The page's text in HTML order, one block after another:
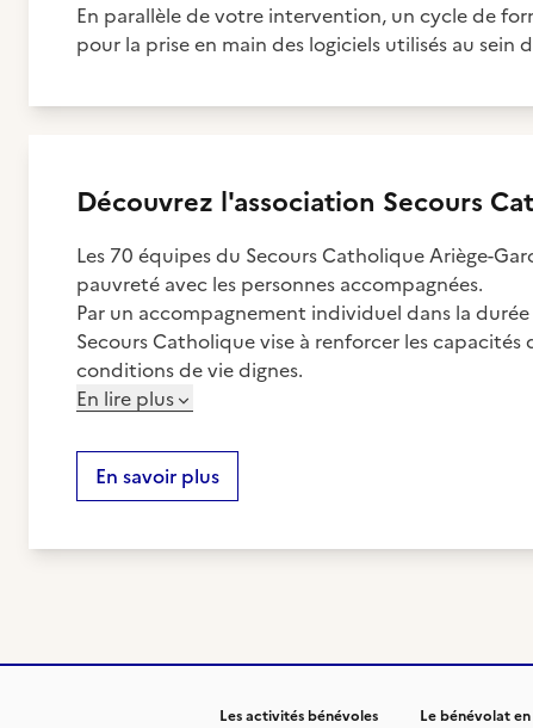
En parallèle de votre intervention, un cycle de
pour la prise en main des logiciels utilisés au sein
Découvrez l'association Secours
Les 70 équipes du Secours Catholique Ariège-
pauvreté avec les personnes accompagnées.
Par un accompagnement individuel dans la
Secours Catholique vise à renforcer les
conditions de vie dignes.
En lire plus
En savoir plus
Les activités bénévoles Le bénévolat